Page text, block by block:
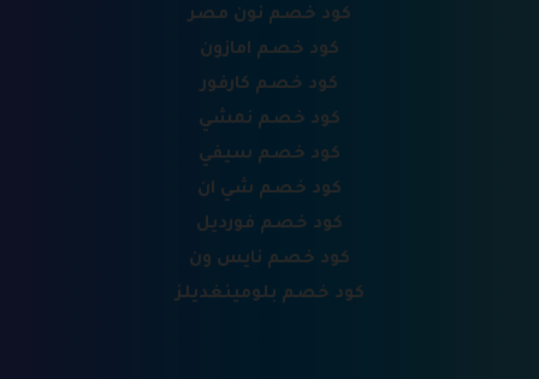
كود خصم نون مصر
كود خصم امازون
كود خصم كارفور
كود خصم نمشي
كود خصم سيفي
كود خصم شي ان
كود خصم فورديل
كود خصم نايس ون
كود خصم بلومينغديلز